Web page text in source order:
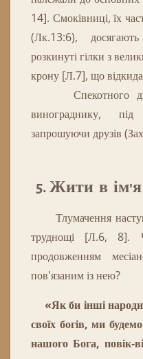
14]. Смоківниці, їх
(Лк.13:6), досягають
розкинуті гілки з
крону [Л.7], що
Спекотного
винограднику,
запрошуючи друзів
5. Жити в
Тлумачення
труднощі [Л.6, 8].
продовженням
пов'язанимізнею?
«Як би інші
своїх богів, ми
нашого Бога, повік-